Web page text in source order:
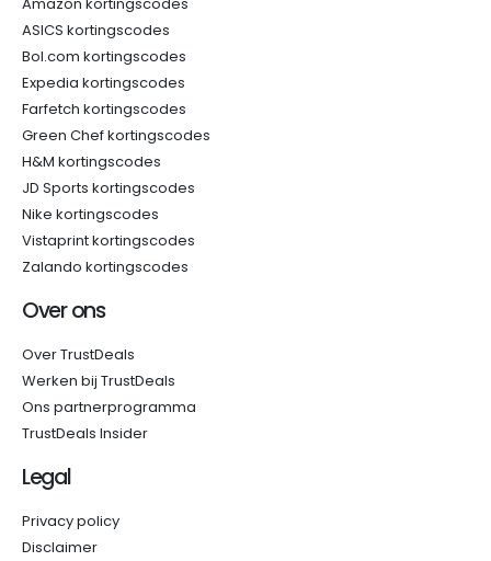
ASICS kortingscodes
Bol.com kortingscodes
Expedia kortingscodes
Farfetch kortingscodes
Green Chef kortingscodes
H&M kortingscodes
JD Sports kortingscodes
Nike kortingscodes
Vistaprint kortingscodes
Zalando kortingscodes
Over ons
Over TrustDeals
Werken bij TrustDeals
Ons partnerprogramma
TrustDeals Insider
Legal
Privacy policy
Disclaimer